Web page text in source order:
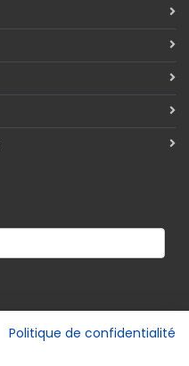
Politique de confidentialité